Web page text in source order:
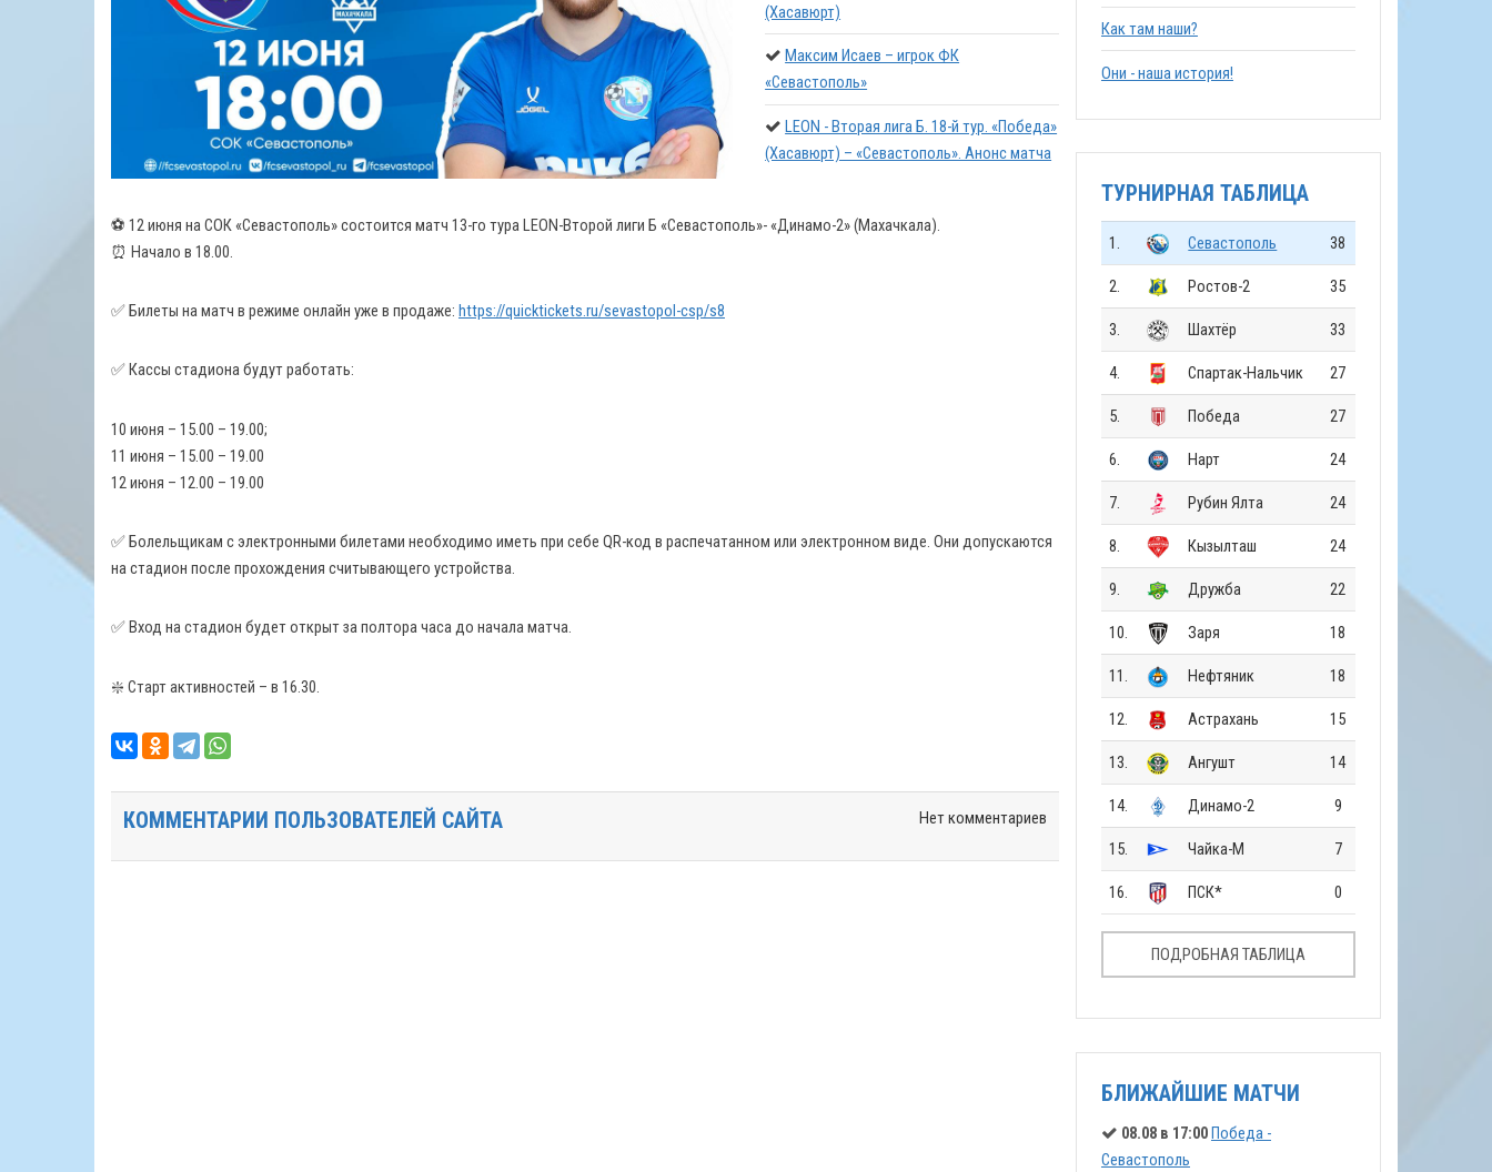
(Хасавюрт)
Максим Исаев – игрок ФК
«Севастополь»
LEON - Вторая лига Б. 18-й тур. «Победа»
(Хасавюрт) – «Севастополь». Анонс матча
⚽️ 12 июня на СОК «Севастополь» состоится матч 13-го тура LEON-Второй лиги Б «Севастополь»- «Динамо-2» (Махачкала).
⏰ Начало в 18.00.
✅ Билеты на матч в режиме онлайн уже в продаже: https://quicktickets.ru/sevastopol-csp/s8
✅ Кассы стадиона будут работать:
10 июня – 15.00 – 19.00;
11 июня – 15.00 – 19.00
12 июня – 12.00 – 19.00
✅ Болельщикам с электронными билетами необходимо иметь при себе QR-код в распечатанном или электронном виде. Они допускаются
на стадион после прохождения считывающего устройства.
✅ Вход на стадион будет открыт за полтора часа до начала матча.
❇️ Старт активностей – в 16.30.
Нет комментариев
КОММЕНТАРИИ ПОЛЬЗОВАТЕЛЕЙ САЙТА
Как там наши?
Они - наша история!
ТУРНИРНАЯ ТАБЛИЦА
1. Севастополь 38
2. Ростов-2 35
3. Шахтёр 33
4. Спартак-Нальчик 27
5. Победа 27
6. Нарт 24
7. Рубин Ялта 24
8. Кызылташ 24
9. Дружба 22
10. Заря 18
11. Нефтяник 18
12. Астрахань 15
13. Ангушт 14
14. Динамо-2 9
15. Чайка-М 7
16. ПСК* 0
ПОДРОБНАЯ ТАБЛИЦА
БЛИЖАЙШИЕ МАТЧИ
08.08 в 17:00 Победа -
Севастополь